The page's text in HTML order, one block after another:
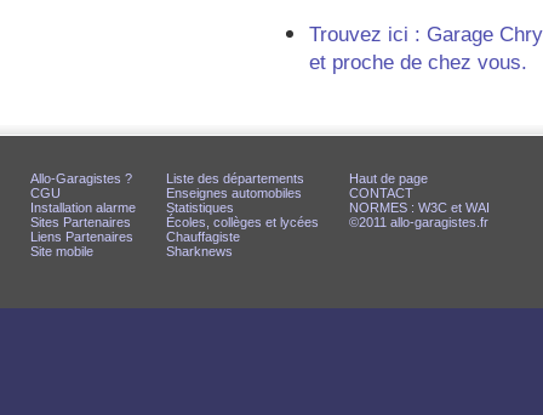
Trouvez ici : Garage
et proche de chez vous.
Allo-Garagistes ?
CGU
Installation alarme
Sites Partenaires
Liens Partenaires
Site mobile
Liste des départements
Enseignes automobiles
Statistiques
Écoles, collèges et lycées
Chauffagiste
Sharknews
Haut de page
CONTACT
NORMES : W3C et WAI
©2011 allo-garagistes.fr